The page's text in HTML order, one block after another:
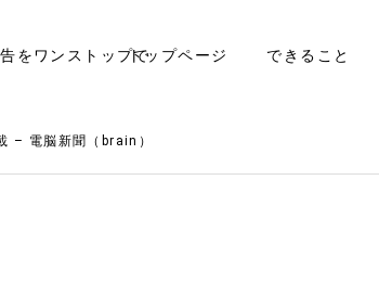
をワンストップでトップページ できること
– 電脳新聞（brain）